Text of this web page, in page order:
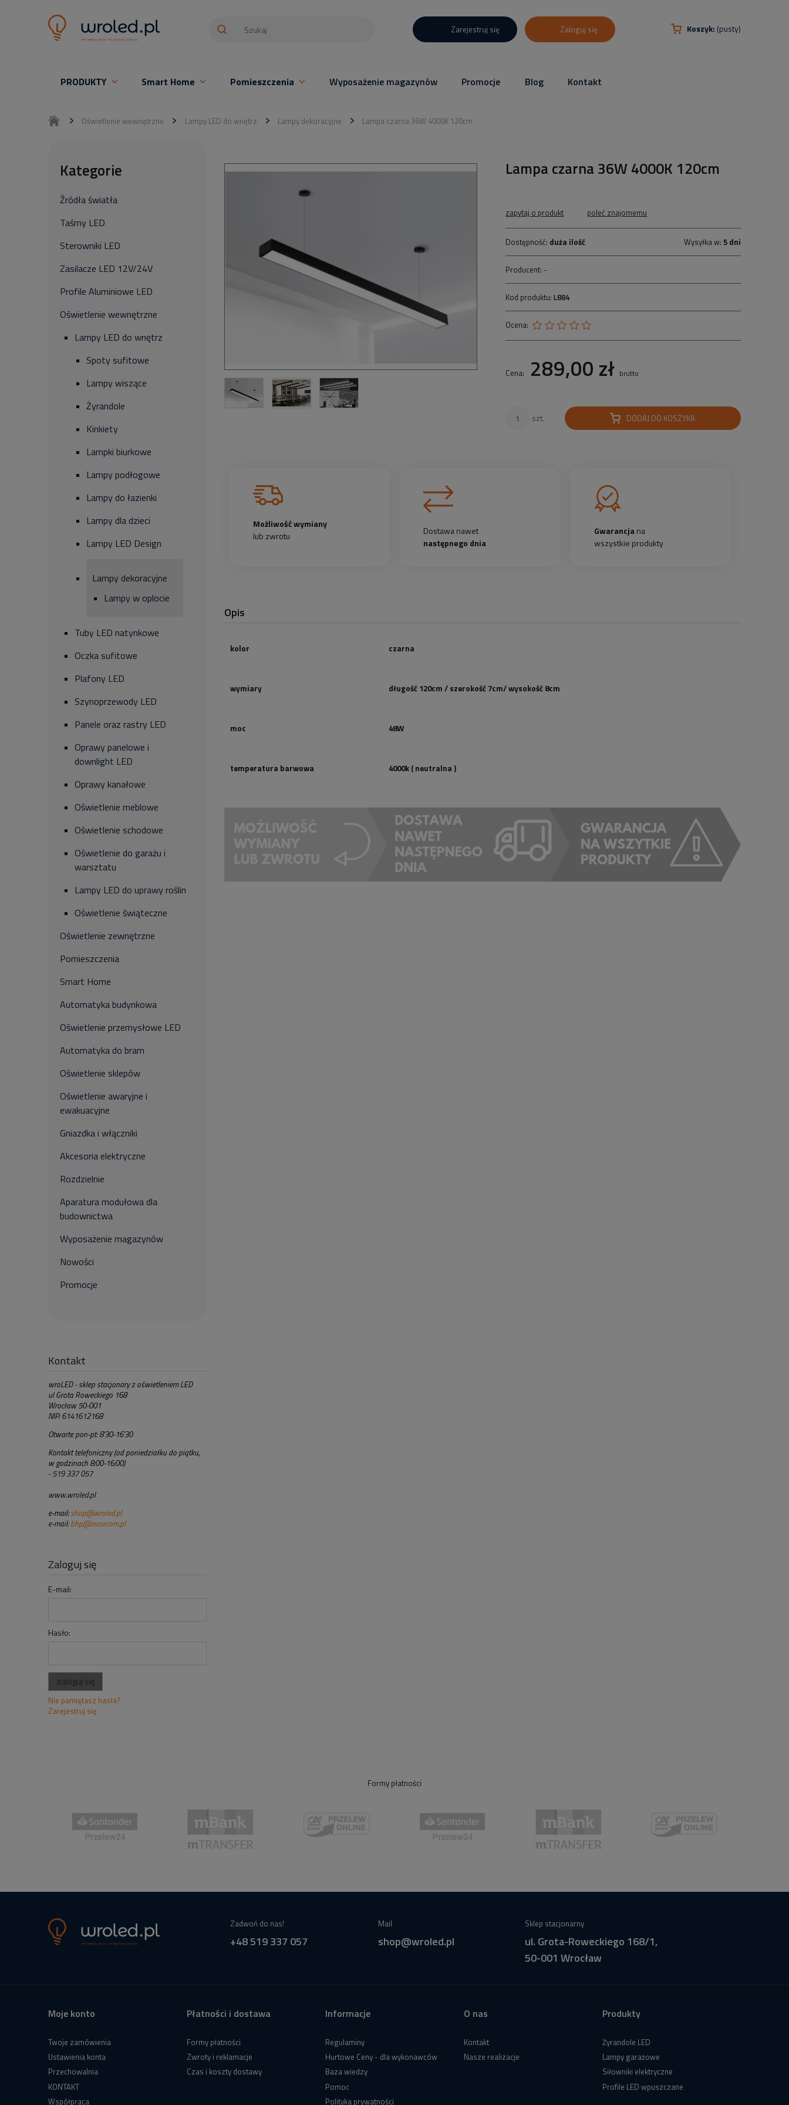
Koszyk: (pusty)
Zarejestruj się Zaloguj się
PRODUKTY Smart Home Pomieszczenia Wyposażenie magazynów Promocje Blog Kontakt
Oświetlenie wewnętrzne Lampy LED do wnętrz Lampy dekoracyjne Lampa czarna 36W 4000K 120cm
Kategorie
Źródła światła
Taśmy LED
Sterowniki LED
Zasilacze LED 12V/24V
Profile Aluminiowe LED
Oświetlenie wewnętrzne
Lampy LED do wnętrz
Spoty sufitowe
Lampy wiszące
Żyrandole
Kinkiety
Lampki biurkowe
Lampy podłogowe
Lampy do łazienki
Lampy dla dzieci
Lampy LED Design
Lampy dekoracyjne
Lampy w oplocie
Tuby LED natynkowe
Oczka sufitowe
Plafony LED
Szynoprzewody LED
Panele oraz rastry LED
Oprawy panelowe i
downlight LED
Oprawy kanałowe
Oświetlenie meblowe
Oświetlenie schodowe
Oświetlenie do garażu i
warsztatu
Lampy LED do uprawy roślin
Oświetlenie świąteczne
Oświetlenie zewnętrzne
Pomieszczenia
Smart Home
Automatyka budynkowa
Oświetlenie przemysłowe LED
Automatyka do bram
Oświetlenie sklepów
Oświetlenie awaryjne i
ewakuacyjne
Gniazdka i włączniki
Akcesoria elektryczne
Rozdzielnie
Aparatura modułowa dla
budownictwa
Wyposażenie magazynów
Nowości
Promocje
Kontakt
wroLED - sklep stacjonary z oświetleniem LED
ul Grota Roweckiego 168
Wrocław 50-001
NIP: 6141612168
Otwarte pon-pt: 8'30-16'30
Kontakt telefoniczny (od poniedziałku do piątku,
w godzinach 8:00-16:00)
- 519 337 057
www.wroled.pl
e-mail: shop@wroled.pl
e-mail:bhp@incor.com.pl
Zaloguj się
E-mail:
Hasło:
zaloguj się
Nie pamiętasz hasła?
Zarejestruj się
Lampa czarna 36W 4000K 120cm
zapytaj o produkt poleć znajomemu
Dostępność: duża ilość Wysyłka w: 5 dni
Producent: -
Kod produktu: L884
Ocena:
Cena: 289,00 zł brutto
szt. DODAJ DO KOSZYKA
Możliwość wymiany
lub zwrotu
Dostawa nawet
następnego dnia
Gwarancjana
wszystkie produkty
Opis
kolor czarna
wymiary długość 120cm / szerokość 7cm/ wysokość 8cm
moc 48W
temperatura barwowa 4000k ( neutralna )
Formy płatności
Zadwoń do nas!
+48 519 337 057
Mail
shop@wroled.pl
Sklep stacjonarny
ul. Grota-Roweckiego 168/1,
50-001 Wrocław
Moje konto
Twoje zamówienia
Ustawienia konta
Przechowalnia
KONTAKT
Współpraca
Płatności i dostawa
Formy płatności
Zwroty i reklamacje
Czas i koszty dostawy
Informacje
Regulaminy
Hurtowe Ceny - dla wykonawców
Baza wiedzy
Pomoc
Polityka prywatności
O nas
Kontakt
Nasze realizacje
Produkty
Żyrandole LED
Lampy garażowe
Siłowniki elektryczne
Profile LED wpuszczane